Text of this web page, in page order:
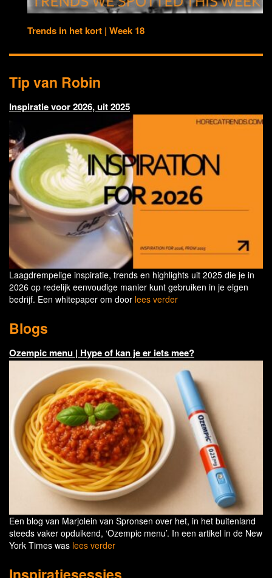
Trends in het kort | Week 18
Tip van Robin
Inspiratie voor 2026, uit 2025
Laagdrempelige inspiratie, trends en highlights uit 2025 die je in
2026 op redelijk eenvoudige manier kunt gebruiken in je eigen
bedrijf. Een whitepaper om door lees verder
Blogs
Ozempic menu | Hype of kan je er iets mee?
Een blog van Marjolein van Spronsen over het, in het buitenland
steeds vaker opduikend, ‘Ozempic menu’. In een artikel in de New
York Times was lees verder